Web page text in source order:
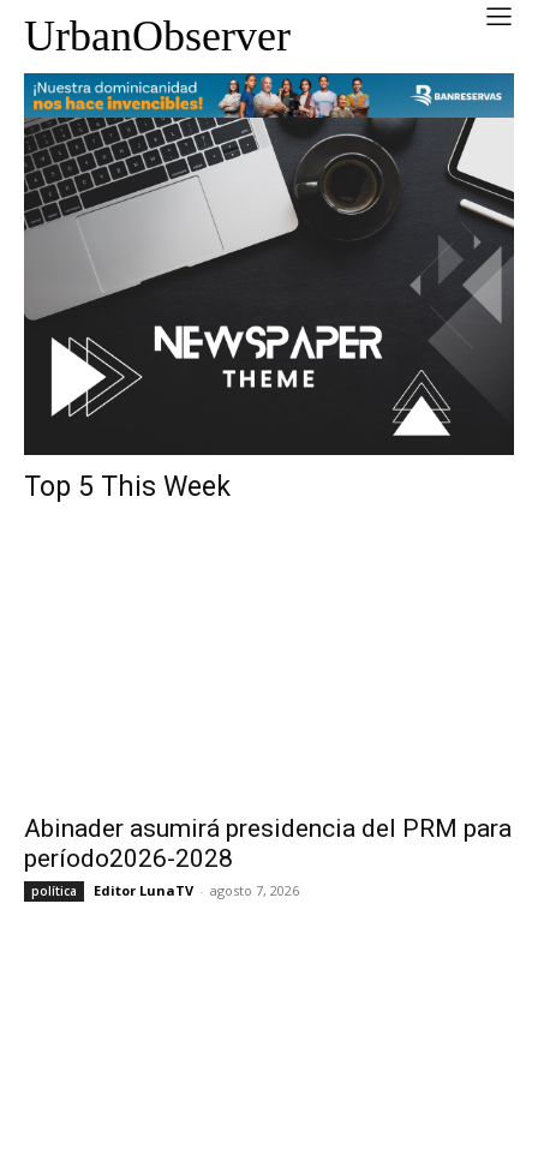
UrbanObserver
Top 5 This Week
Abinader asumirá presidencia del PRM para
período2026-2028
política Editor LunaTV - agosto 7, 2026